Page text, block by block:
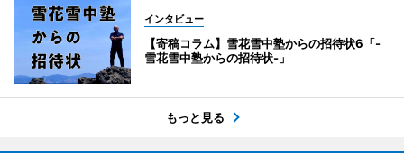
インタビュー
【寄稿コラム】雪花雪中塾からの招待状6「-
雪花雪中塾からの招待状-」
もっと見る